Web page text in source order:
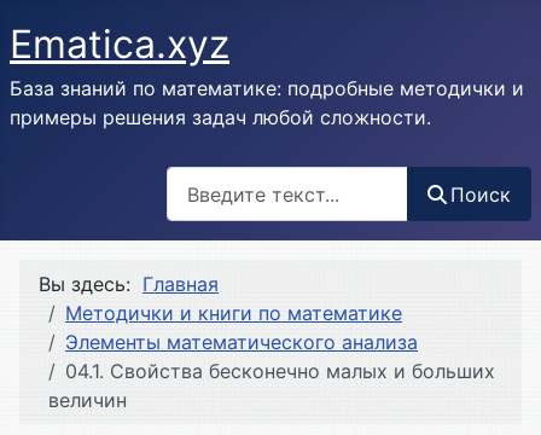
Ematica.xyz
База знаний по математике: подробные методички и
примеры решения задач любой сложности.
Поиск
Вы здесь: Главная
Методички и книги по математике
Элементы математического анализа
04.1. Свойства бесконечно малых и больших
величин